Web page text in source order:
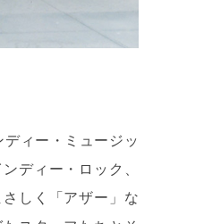
ィー・ミュージッ
ディー・ロック、
しく「アザー」な